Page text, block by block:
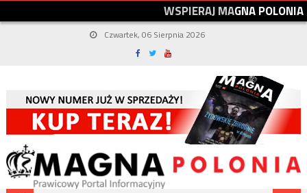
WSPIERAJMAGNAPOLONIA
Czwartek, 06 Sierpnia 2026